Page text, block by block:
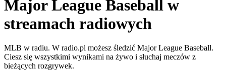
Major League Baseball w
streamach radiowych
MLB w radiu. W radio.pl możesz śledzić Major League Baseball.
Ciesz się wszystkimi wynikami na żywo i słuchaj meczów z
bieżących rozgrywek.